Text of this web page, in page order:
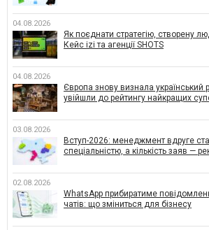
04.08.2026
Як поєднати стратегію, створену
Кейс izi та агенції SHOTS
04.08.2026
Європа знову визнала український
увійшли до рейтингу найкращих
03.08.2026
Вступ-2026: менеджмент вдруге
спеціальністю, а кількість заяв —
02.08.2026
WhatsApp прибиратиме
чатів: що зміниться для бізнесу